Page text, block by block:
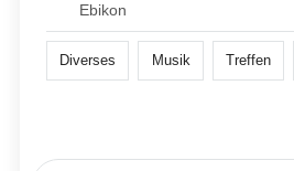
Ebikon
Diverses Musik Treffen